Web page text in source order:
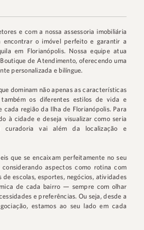
e com a nossa assessoria imobiliária
encontrar o imóvel perfeito e garantir a
em Florianópolis. Nossa equipe atua
de Atendimento, oferecendo uma
personalizada e bilíngue.
dominam não apenas as características
os diferentes estilos de vida e
cada região da Ilha de Florianópolis. Para
à cidade e deseja visualizar como seria
curadoria vai além da localização e
que se encaixam perfeitamente no seu
aspectos como rotina com
de escolas, esportes, negócios, atividades
de cada bairro — sempre com olhar
e preferências. Ou seja, desde a
estamos ao seu lado em cada